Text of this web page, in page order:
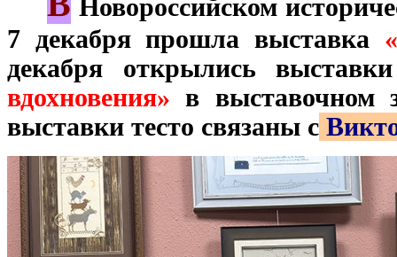
Новороссийском
7 декабря прошла выставка
декабря открылись
вдохновения» в выставочном
выставки тесто связаны с